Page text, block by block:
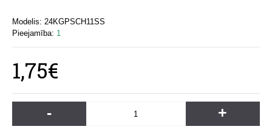
Modelis: 24KGPSCH11SS
Pieejamība: 1
1,75€
- +